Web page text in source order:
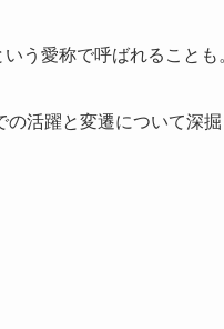
いう愛称で呼ばれることも
活躍と変遷について深